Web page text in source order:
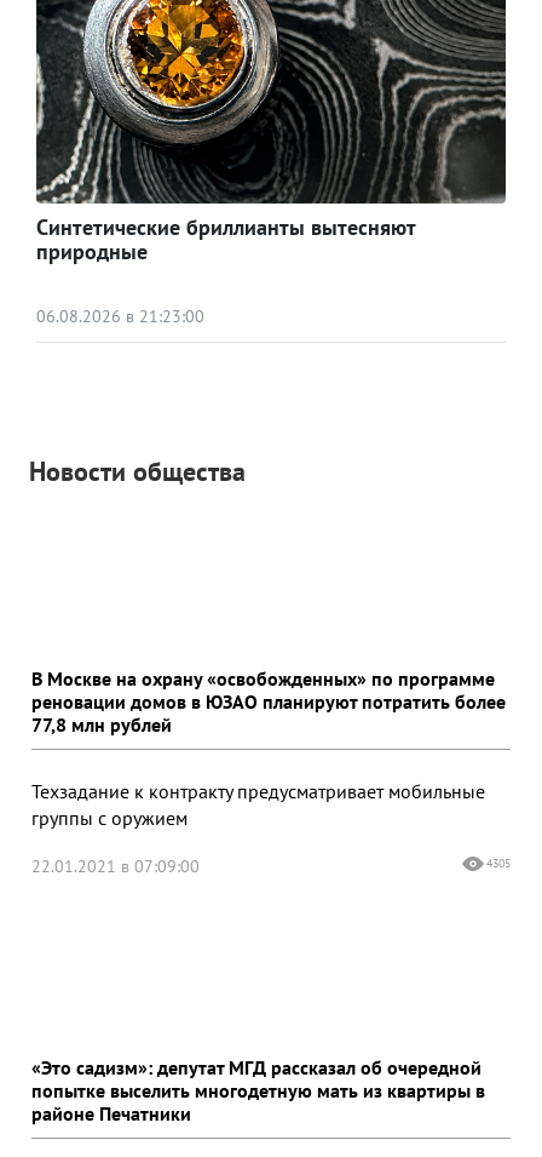
Синтетические бриллианты вытесняют
природные
06.08.2026 в 21:23:00
Новости общества
В Москве на охрану «освобожденных» по программе
реновации домов в ЮЗАО планируют потратить более
77,8 млн рублей
Техзадание к контракту предусматривает мобильные
группы с оружием
22.01.2021 в 07:09:00 4305
«Это садизм»: депутат МГД рассказал об очередной
попытке выселить многодетную мать из квартиры в
районе Печатники